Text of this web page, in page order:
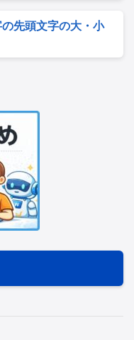
先頭文字の大・小